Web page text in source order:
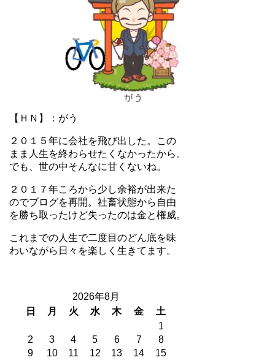
【ＨＮ】：がう
２０１５年に会社を飛び出した。この
まま人生を終わらせたくなかったから。
でも、世の中そんなに甘くないね。
２０１７年ころから少し余裕が出来た
のでブログを再開。社畜状態から自由
を勝ち取ったけど失ったのは金と権威。
これまでの人生で二度目のどん底を味
わいながら日々を楽しく生きてます。
2026年8月
日
月 火 水 木 金
土
1
2
3 4 5 6 7
8
9
10 11 12 13 14
15